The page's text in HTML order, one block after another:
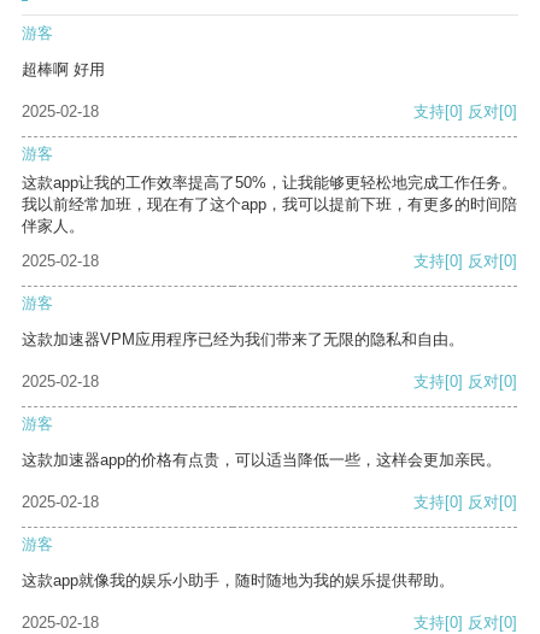
游客
超棒啊 好用
2025-02-18 支持[0] 反对[0]
游客
这款app让我的工作效率提高了50%，让我能够更轻松地完成工作任务。
我以前经常加班，现在有了这个app，我可以提前下班，有更多的时间陪
伴家人。
2025-02-18
支持[0] 反对[0]
游客
这款加速器VPM应用程序已经为我们带来了无限的隐私和自由。
2025-02-18 支持[0] 反对[0]
游客
这款加速器app的价格有点贵，可以适当降低一些，这样会更加亲民。
2025-02-18 支持[0] 反对[0]
游客
这款app就像我的娱乐小助手，随时随地为我的娱乐提供帮助。
2025-02-18 支持[0] 反对[0]